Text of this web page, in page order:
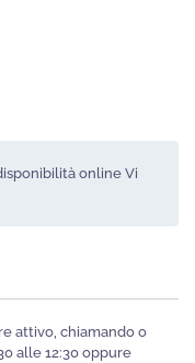
online Vi
attivo, chiamando o
alle 12:30 oppure